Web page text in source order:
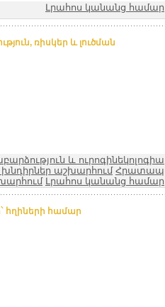
Լրահոս կանանց համար
ռիսկեր և լուծման
և ուրոգինեկոլոգիա
աշխարհում Հրատապ
Լրահոս կանանց համար
հղիների համար